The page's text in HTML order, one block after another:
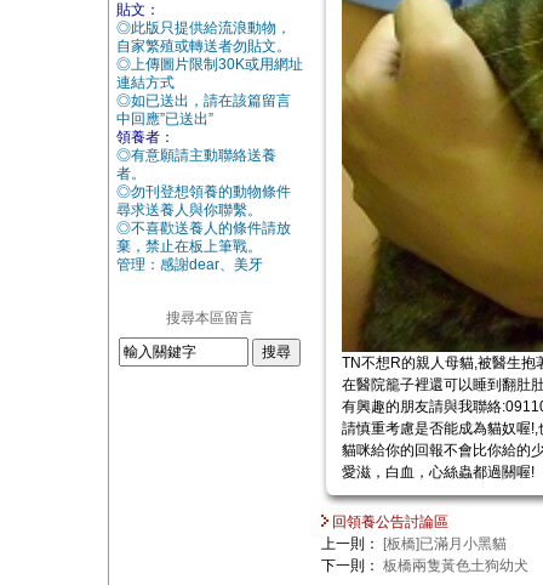
貼文：
◎此版只提供給流浪動物，
自家繁殖或轉送者勿貼文。
◎上傳圖片限制30K或用網址
連結方式
◎如已送出，請在該篇留言
中回應”已送出”
領養者：
◎有意願請主動聯絡送養
者。
◎勿刊登想領養的動物條件
尋求送養人與你聯繫。
◎不喜歡送養人的條件請放
棄，禁止在板上筆戰。
管理：感謝dear、美牙
搜尋本區留言
TN不想R的親人母貓,被醫生抱
在醫院籠子裡還可以睡到翻肚
有興趣的朋友請與我聯絡
請慎重考慮是否能成為貓奴喔
貓咪給你的回報不會比你給的
愛滋，白血，心絲蟲都過關喔!
回領養公告討論區
上一則：
[板橋]已滿月小黑貓
下一則： 板橋兩隻黃色土狗幼犬